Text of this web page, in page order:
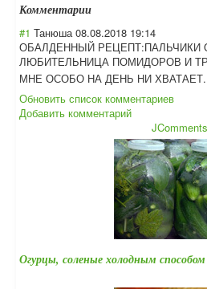
Комментарии
#1 Танюша 08.08.2018 19:14
ОБАЛДЕННЫЙ
ЛЮБИТЕЛЬНИЦА ПОМИДОРОВ И
МНЕ ОСОБО НА ДЕНЬ НИ ХВАТАЕТ.
Обновить список комментариев
Добавить комментарий
JComments
Огурцы, соленые холодным способом